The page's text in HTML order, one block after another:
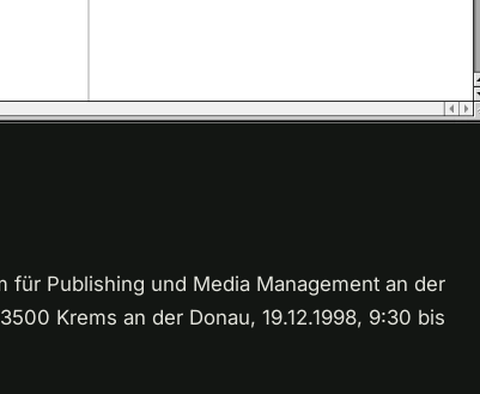
für Publishing und Media Management an der
Krems an der Donau, 19.12.1998, 9:30 bis